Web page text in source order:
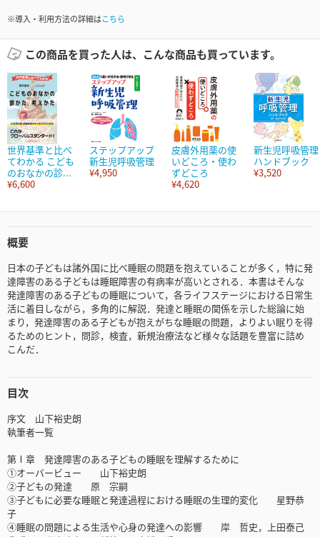
※導入・利用方法の詳細はこちら
この商品を買った人は、こんな商品も買っています。
世界基準と比べ
てわかる こども
のおなかの診...
¥6,600
ステップアップ
新生児呼吸管理
¥4,950
皮膚外用薬の使
いどころ・使わ
ずどころ
¥4,620
新生児呼吸管理
ハンドブック
¥3,520
概要
日本の子どもは諸外国に比べ睡眠の問題を抱えていることが多く，特に発
達障害のある子どもは睡眠障害の有病率が高いとされる．本書はそんな
発達障害のある子どもの睡眠について，各ライフステージにおける日常生
活に着目しながら，多角的に解説．発達と睡眠の関係を示した総論に始
まり，発達障害のある子どもが抱えがちな睡眠の問題，よりよい眠りを得
るためのヒント，問診，検査，新規治療法など様々な話題を豊富に詰め
こんだ．
目次
序文 山下裕史朗
執筆者一覧
第Ⅰ章 発達障害のある子どもの睡眠を理解するために
①オーバービュー 山下裕史朗
②子どもの発達 原 宗嗣
③子どもに必要な睡眠と発達過程における睡眠の生理的変化 星野恭
子
④睡眠の問題による生活や心身の発達への影響 岸 哲史，上田泰己